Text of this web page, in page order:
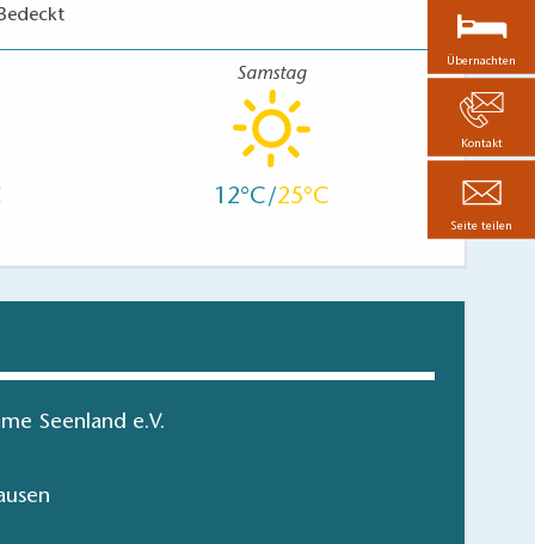
Bedeckt
Samstag
12 25
Seenland e.V.
Übernachten
Kontakt
Seite teilen